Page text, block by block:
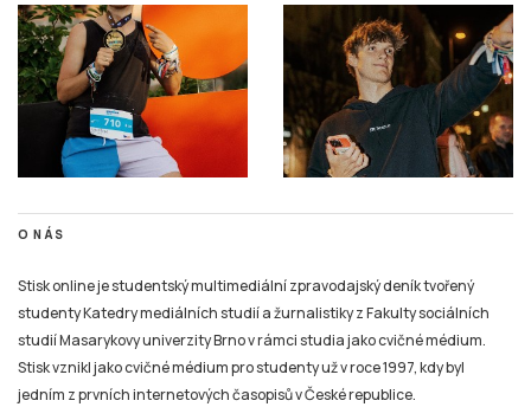
O NÁS
Stisk online je studentský multimediální zpravodajský deník tvořený
studií Masarykovy univerzity Brno v rámci studia jako cvičné médium.
Stisk vznikl jako cvičné médium pro studenty už v roce 1997, kdy byl
jedním z prvních internetových časopisů v České republice.
Na portálu zájemci najdou studentský deník Stisk Online, Rádio Stisk, TV
Stisk a také výstupy některých dalších žurnalistických kurzů (s přesahem